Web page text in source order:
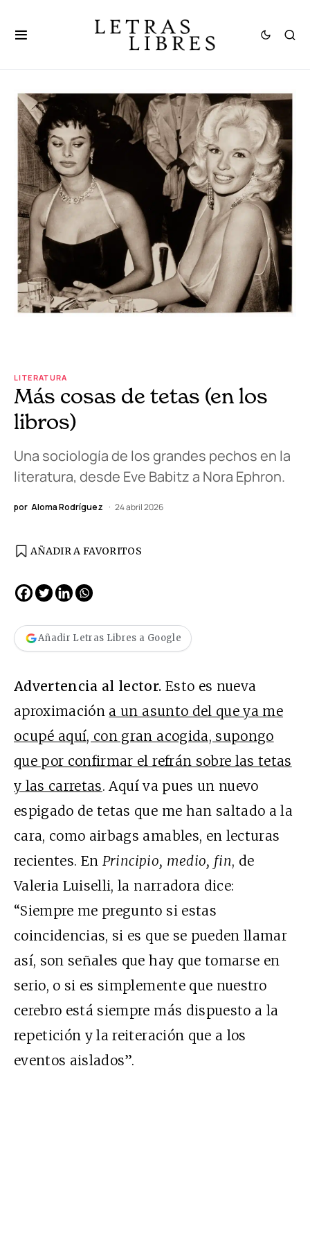
LITERATURA
Más cosas de tetas (en los
libros)
Una sociología de los grandes pechos en la
literatura, desde Eve Babitz a Nora Ephron.
por Aloma Rodríguez 24 abril 2026
AÑADIR A FAVORITOS
Añadir Letras Libres a Google
Advertencia al lector. Esto es nueva
aproximación a un asunto del que ya me
ocupé aquí, con gran acogida, supongo
que por confirmar el refrán sobre las tetas
y las carretas. Aquí va pues un nuevo
espigado de tetas que me han saltado a la
cara, como airbags amables, en lecturas
recientes. En Principio, medio, fin, de
Valeria Luiselli, la narradora dice:
“Siempre me pregunto si estas
coincidencias, si es que se pueden llamar
así, son señales que hay que tomarse en
serio, o si es simplemente que nuestro
cerebro está siempre más dispuesto a la
repetición y la reiteración que a los
eventos aislados”.